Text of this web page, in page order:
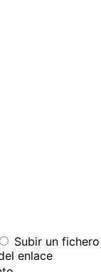
Subir un fichero
enlace